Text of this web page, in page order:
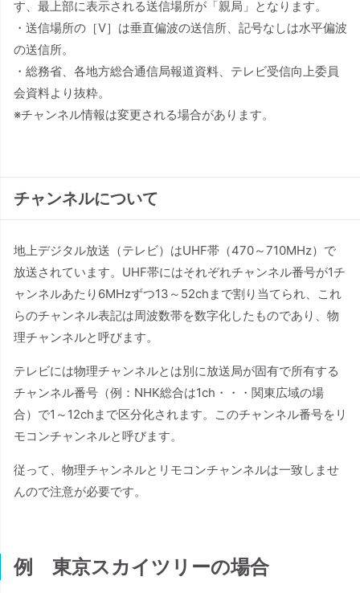
す、最上部に表示される送信場所が「親局」となります。
・送信場所の［V］は垂直偏波の送信所、記号なしは水平偏波
の送信所。
・総務省、各地方総合通信局報道資料、テレビ受信向上委員
会資料より抜粋。
※チャンネル情報は変更される場合があります。
チャンネルについて
地上デジタル放送（テレビ）はUHF帯（470～710MHz）で
放送されています。UHF帯にはそれぞれチャンネル番号が1チ
ャンネルあたり6MHzずつ13～52chまで割り当てられ、これ
らのチャンネル表記は周波数帯を数字化したものであり、物
理チャンネルと呼びます。
テレビには物理チャンネルとは別に放送局が固有で所有する
チャンネル番号（例：NHK総合は1ch・・・関東広域の場
合）で1～12chまで区分化されます。このチャンネル番号をリ
モコンチャンネルと呼びます。
従って、物理チャンネルとリモコンチャンネルは一致しませ
んので注意が必要です。
例 東京スカイツリーの場合